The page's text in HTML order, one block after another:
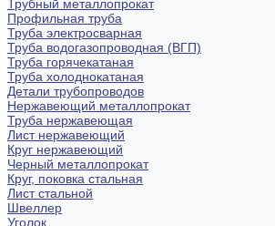
Трубный металлопрокат
Профильная труба
Труба электросварная
Труба водогазопроводная (ВГП)
Труба горячекатаная
Труба холоднокатаная
Детали трубопроводов
Нержавеющий металлопрокат
Труба нержавеющая
Лист нержавеющий
Круг нержавеющий
Черный металлопрокат
Круг, поковка стальная
Лист стальной
Швеллер
Уголок